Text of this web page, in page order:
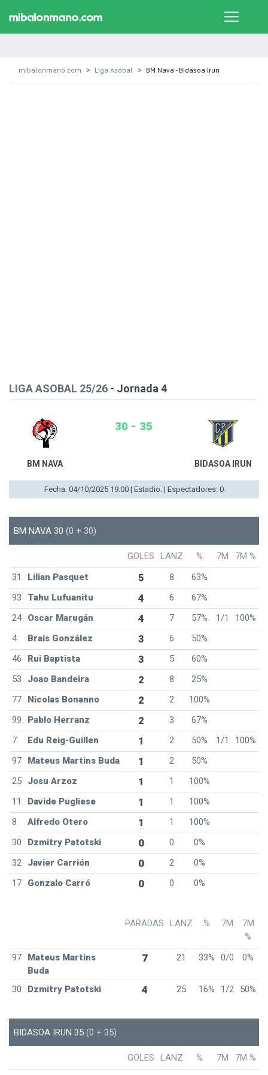
mibalonmano.com Liga Asobal BM Nava - Bidasoa Irun
LIGA ASOBAL 25/26 - Jornada 4
BM NAVA
30 - 35
BIDASOA IRUN
Fecha: 04/10/2025 19:00 | Estadio: | Espectadores: 0
BM NAVA 30 (0 + 30)
GOLES LANZ % 7M
7M %
31
Lilian Pasquet 5 8
63%
93
Tahu Lufuanitu 4 6
67%
24
Oscar Marugán 4 7 57% 1/1
100%
4
Brais González 3 6
50%
46
Rui Baptista 3 5
60%
53
Joao Bandeira 2 8
25%
77
Nicolas Bonanno 2 2
100%
99
Pablo Herranz 2 3
67%
7
Edu Reig-Guillen 1 2 50% 1/1
100%
97
Mateus Martins Buda 1 2
50%
25
Josu Arzoz 1 1
100%
11
Davide Pugliese 1 1
100%
8
Alfredo Otero 1 1
100%
30
Dzmitry Patotski 0 0
0%
32
Javier Carrión 0 2
0%
17
Gonzalo Carró 0 0 0%
PARADAS LANZ % 7M
7M
%
97
Mateus Martins
Buda
7 21 33% 0/0 0%
30 Dzmitry Patotski 4 25 16% 1/2 50%
BIDASOA IRUN 35 (0 + 35)
GOLES LANZ % 7M
7M %